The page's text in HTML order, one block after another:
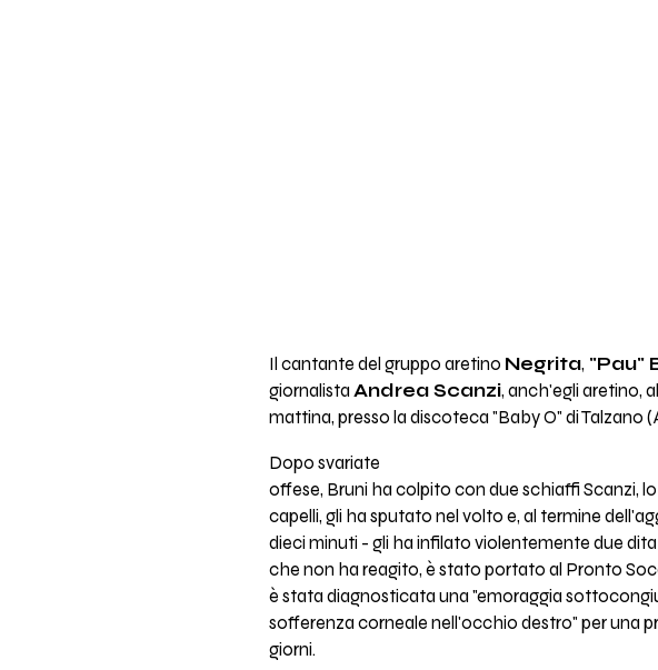
Il cantante del gruppo aretino Negrita, "Pau"
giornalista Andrea Scanzi, anch'egli aretino,
mattina, presso la discoteca "Baby O" di Talzano
Dopo svariate
offese, Bruni ha colpito con due schiaffi Scanzi,
capelli, gli ha sputato nel volto e, al termine
dieci minuti - gli ha infilato violentemente due
che non ha reagito, è stato portato al Pronto
è stata diagnosticata una "emoraggia
sofferenza corneale nell'occhio destro" per una
giorni.